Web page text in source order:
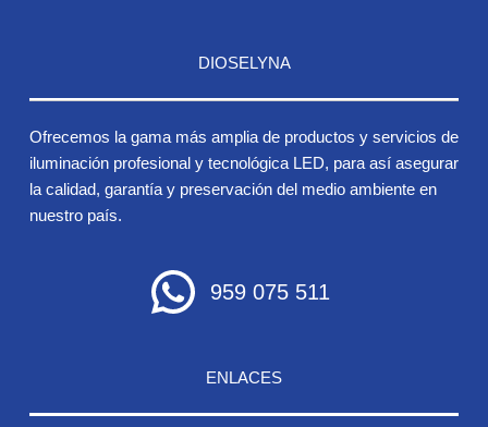
DIOSELYNA
Ofrecemos la gama más amplia de productos y servicios de
iluminación profesional y tecnológica LED, para así asegurar
la calidad, garantía y preservación del medio ambiente en
nuestro país.
959 075 511
ENLACES